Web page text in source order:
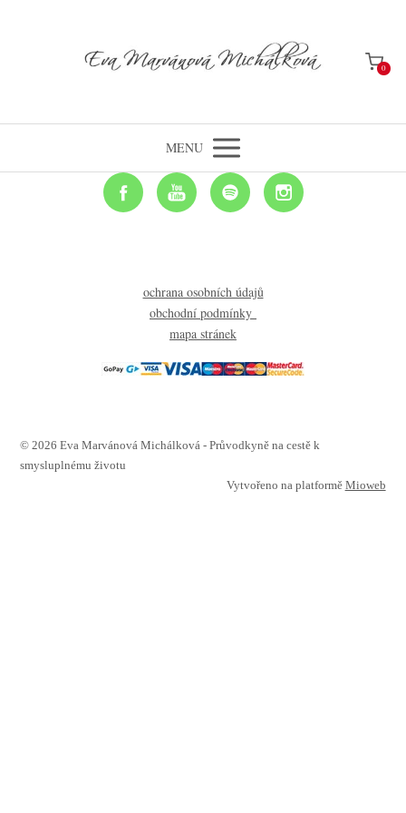
0
MENU
ochrana osobních údajů
obchodní podmínky
mapa stránek
© 2026 Eva Marvánová Michálková - Průvodkyně na cestě k
smysluplnému životu
Vytvořeno na platformě Mioweb